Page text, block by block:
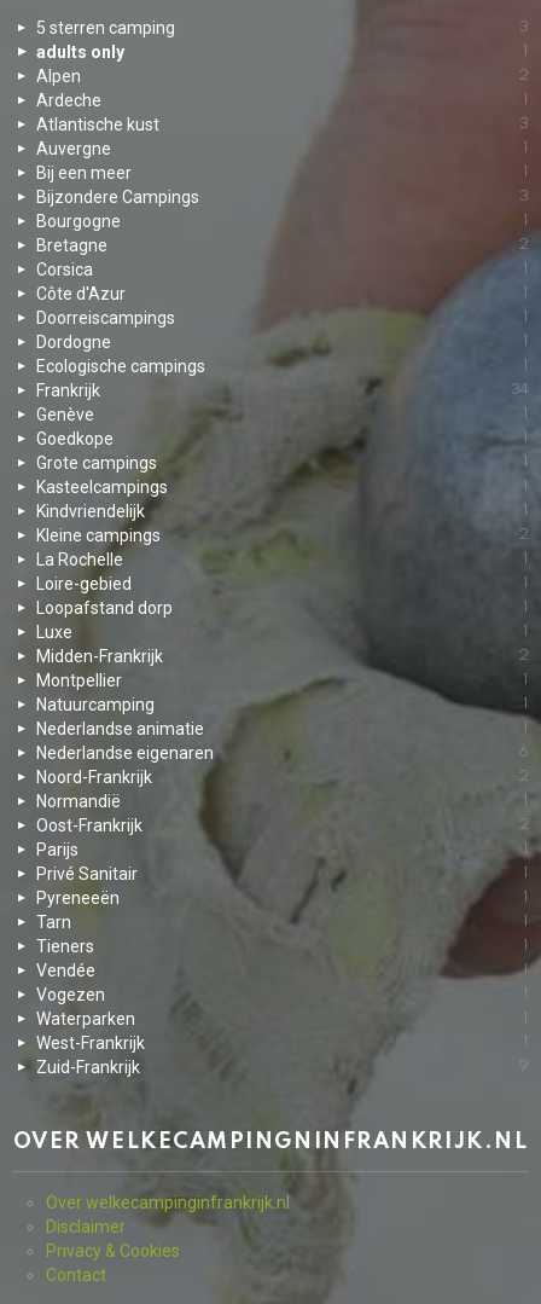
5 sterren camping 3
adults only
Alpen 2
Ardeche
Atlantische kust 3
Auvergne
Bij een meer
Bijzondere Campings 3
Bourgogne
Bretagne 2
Corsica
Côte d'Azur
Doorreiscampings
Dordogne
Ecologische campings
Frankrijk 34
Genève
Goedkope
Grote campings
Kasteelcampings
Kindvriendelijk
Kleine campings 2
La Rochelle
Loire-gebied
Loopafstand dorp
Luxe
Midden-Frankrijk 2
Montpellier
Natuurcamping
Nederlandse animatie
Nederlandse eigenaren 6
Noord-Frankrijk 2
Normandië
Oost-Frankrijk 2
Parijs
Privé Sanitair
Pyreneeën
Tarn
Tieners
Vendée 1
Vogezen
Waterparken
West-Frankrijk
Zuid-Frankrijk 9
OVER WELKECAMPINGNINFRANKRIJK.NL
Over welkecampinginfrankrijk.n
Disclaimer
Privacy & Cookies
Contact